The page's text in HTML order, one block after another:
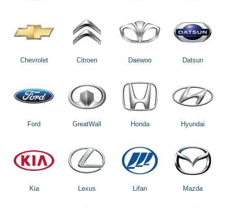
Chevrolet Citroen Daewoo Datsun
Ford GreatWall Honda Hyundai
Kia Lexus Lifan Mazda